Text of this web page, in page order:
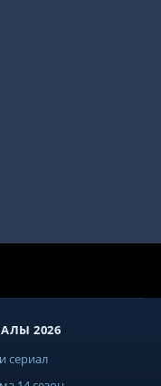
2026
сериал